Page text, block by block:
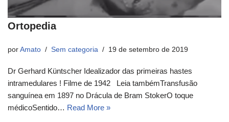
Ortopedia
por Amato Sem categoria 19 de setembro de 2019
Dr Gerhard Küntscher Idealizador das primeiras hastes
intramedulares ! Filme de 1942 Leia tambémTransfusão
sanguínea em 1897 no Drácula de Bram StokerO toque
médicoSentido… Read More »